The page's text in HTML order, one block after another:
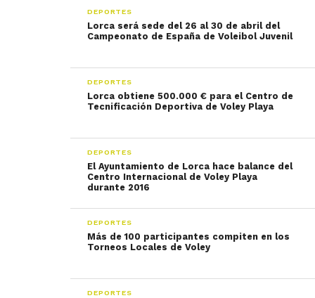
DEPORTES
Lorca será sede del 26 al 30 de abril del
Campeonato de España de Voleibol Juvenil
DEPORTES
Lorca obtiene 500.000 € para el Centro de
Tecnificación Deportiva de Voley Playa
DEPORTES
El Ayuntamiento de Lorca hace balance del
Centro Internacional de Voley Playa
durante 2016
DEPORTES
Más de 100 participantes compiten en los
Torneos Locales de Voley
DEPORTES